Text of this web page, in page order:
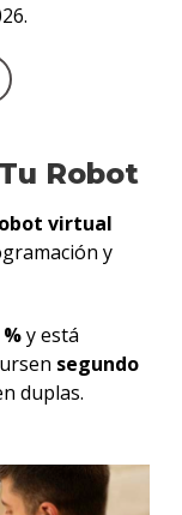
Robot
virtual
y
y está
segundo
duplas.